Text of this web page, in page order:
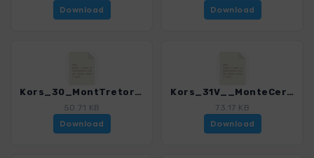
Download
Download
Kors_30_MontTretorre_4280_18.gpx
50.71 KB
Download
Kors_31V__MonteCervellu_4280_18.gpx
73.17 KB
Download